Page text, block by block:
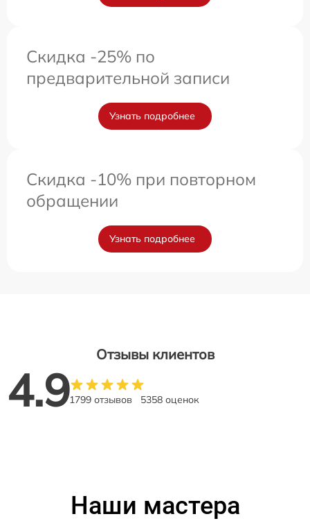
Скидка -25% по
предварительной записи
Узнать подробнее
Скидка -10% при повторном
обращении
Узнать подробнее
Отзывы клиентов
4.91799 отзывов 5358 оценок
Наши мастера